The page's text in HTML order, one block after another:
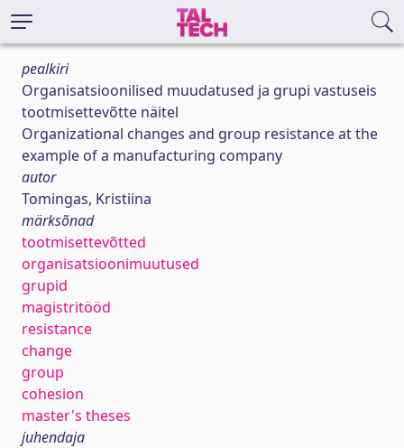
pealkiri
Organisatsioonilised muudatused ja grupi vastuseis
tootmisettevõtte näitel
Organizational changes and group resistance at the
example of a manufacturing company
autor
Tomingas, Kristiina
märksõnad
tootmisettevõtted
organisatsioonimuutused
grupid
magistritööd
resistance
change
group
cohesion
master's theses
juhendaja